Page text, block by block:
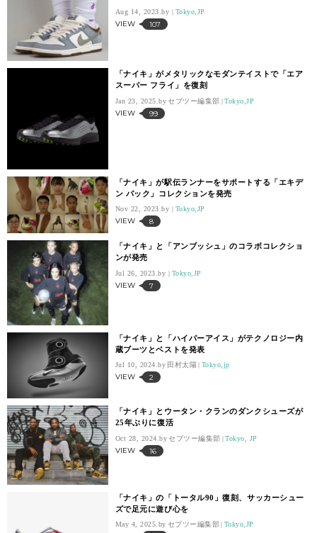
Aug 14, 2023. Tokyo,JP
VIEW 107
「ナイキ」がメタリックなモダンテイストで「エア
スーパー フライ」を復刻
Jan 23, 2025. セブツー編集部 Tokyo,JP
VIEW 99
「ナイキ」が駅伝ランナーをサポートする「エキデ
ン パック」コレクションを発売
Nov 22, 2023. Tokyo,JP
VIEW 8
「ナイキ」と「アンブッシュ」のコラボコレクショ
ンが発売
Jul 26, 2023. Tokyo,JP
VIEW 7
「ナイキ」と「ハイパーアイス」がテクノロジー内
蔵ブーツとベストを発表
Jul 10, 2024. 田村太陽 Tokyo,jp
VIEW 2
「ナイキ」とウータン・クランのダンクシューズが
25年ぶりに復活
Oct 28, 2024. セブツー編集部 Tokyo, JP
VIEW 16
「ナイキ」の「トータル90」復刻、サッカーシュー
ズで足元に遊び心を
May 4, 2025. セブツー編集部 Tokyo,JP